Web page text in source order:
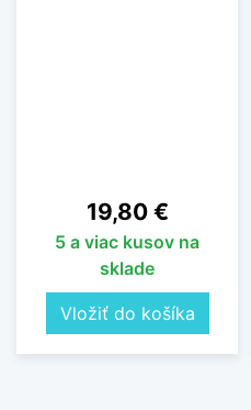
Cena
19,80 €
5 a viac kusov na
sklade
Vložiť do košíka